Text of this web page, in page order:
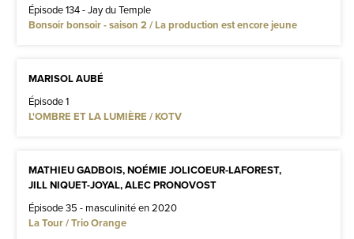
Épisode 134 - Jay du Temple
Bonsoir bonsoir - saison 2 / La production est encore jeune
MARISOL AUBÉ
Épisode 1
L'OMBRE ET LA LUMIÈRE / KOTV
MATHIEU GADBOIS, NOÉMIE JOLICOEUR-LAFOREST,
JILL NIQUET-JOYAL, ALEC PRONOVOST
Épisode 35 - masculinité en 2020
La Tour / Trio Orange